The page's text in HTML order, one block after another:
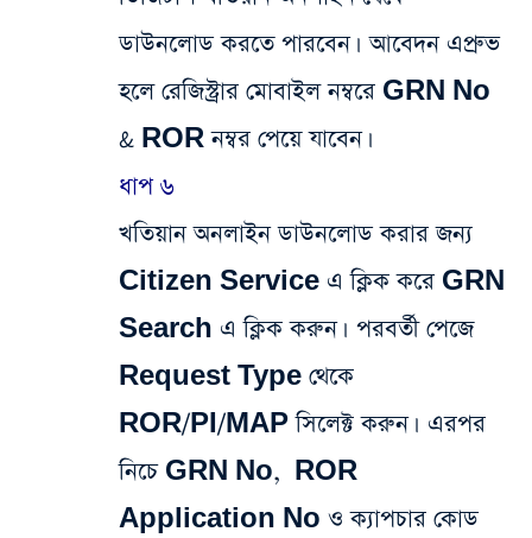
ডাউনলোড করতে পারবেন। আবেদন এপ্রুভ
হলে রেজিস্ট্রার মোবাইল নম্বরে GRN No
& ROR নম্বর পেয়ে যাবেন।
ধাপ ৬
খতিয়ান অনলাইন ডাউনলোড করার জন্য
Citizen Service এ ক্লিক করে GRN
Search এ ক্লিক করুন। পরবর্তী পেজে
Request Type থেকে
ROR/PI/MAP সিলেক্ট করুন। এরপর
নিচে GRN No, ROR
Application No ও ক্যাপচার কোড